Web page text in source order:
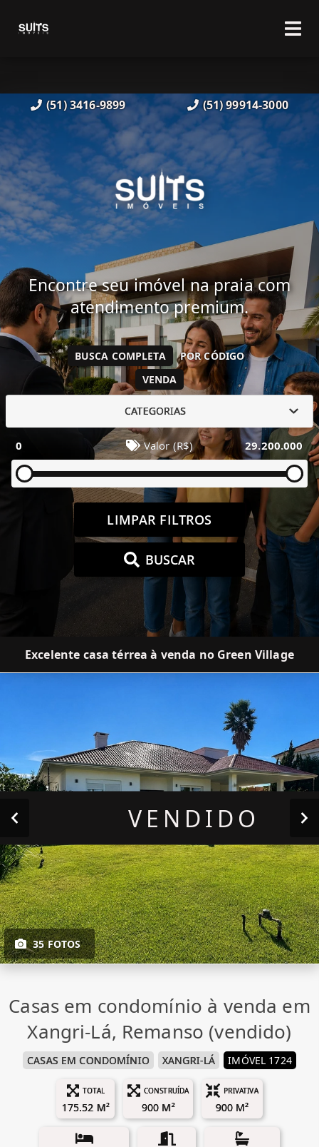
(51) 3416-9899 (51) 99914-3000
Encontre seu imóvel na praia com
atendimento premium.
VENDA
BUSCA COMPLETA POR CÓDIGO
CATEGORIAS
0 Valor (R$) 29.200.000
LIMPAR FILTROS
BUSCAR
Excelente casa térrea à venda no Green Village
35 FOTOS
VENDIDO
Casas em condomínio à venda em
Xangri-Lá, Remanso (vendido)
CASAS EM CONDOMÍNIO XANGRI-LÁ IMÓVEL 1724
TOTAL
175.52 M²
CONSTRUÍDA
900 M²
PRIVATIVA
900 M²